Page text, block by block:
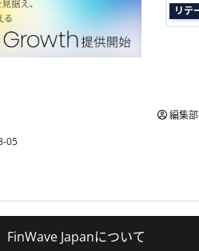
05
リテ
編集部
FinWave Japanについて